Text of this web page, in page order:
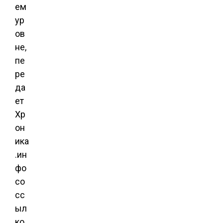
ем
ур
ов
не,
пе
ре
да
ет
Хр
он
ика
.ин
фо
со
сс
ыл